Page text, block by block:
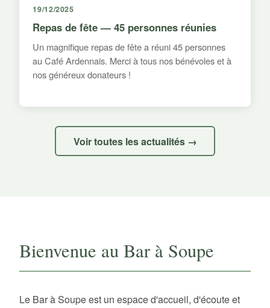
19/12/2025
Repas de fête — 45 personnes réunies
Un magnifique repas de fête a réuni 45 personnes
au Café Ardennais. Merci à tous nos bénévoles et à
nos généreux donateurs !
Voir toutes les actualités →
Bienvenue au Bar à Soupe
Le Bar à Soupe est un espace d'accueil, d'écoute et